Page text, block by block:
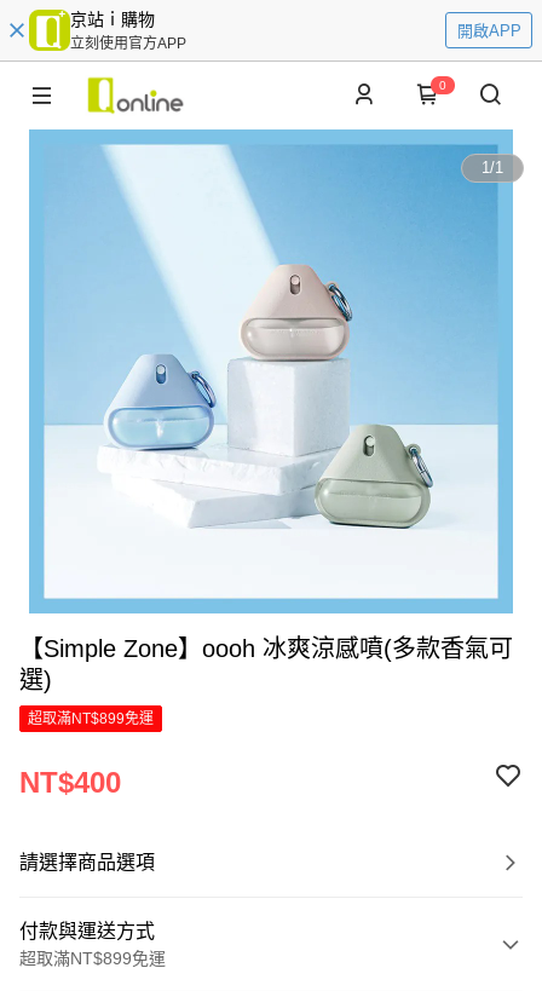
京站ｉ購物
立刻使用官方APP
開啟APP
0
1/1
【Simple Zone】oooh 冰爽涼感噴(多款香氣可
選)
超取滿NT$899免運
NT$400
請選擇商品選項
付款與運送方式
超取滿NT$899免運